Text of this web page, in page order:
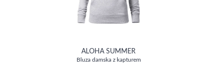
ALOHA SUMMER
Bluza damska z kapturem